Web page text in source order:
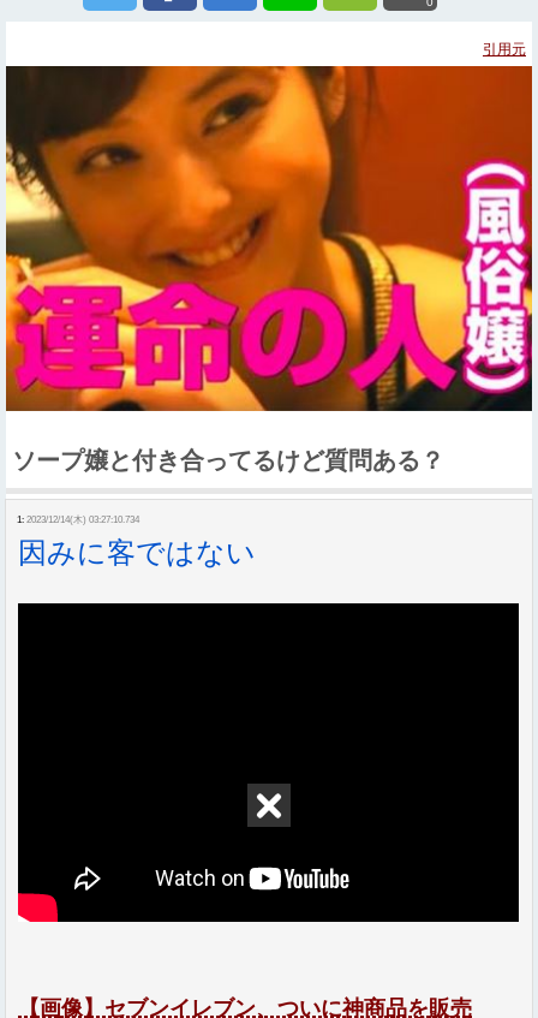
引用元
ソープ嬢と付き合ってるけど質問ある？
1: 2023/12/14(木) 03:27:10.734
因みに客ではない
【画像】セブンイレブン、ついに神商品を販売